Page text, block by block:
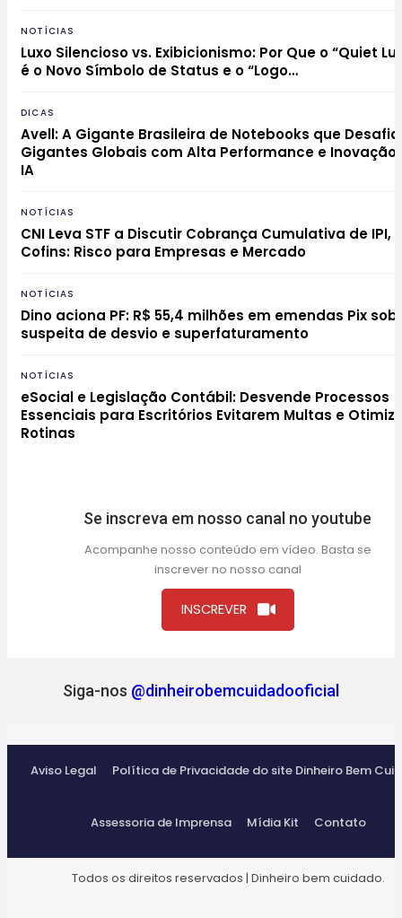
NOTÍCIAS
Luxo Silencioso vs. Exibicionismo: Por Que o “Quiet
é o Novo Símbolo de Status e o “Logo…
DICAS
Avell: A Gigante Brasileira de Notebooks que Desafia
Gigantes Globais com Alta Performance e Inovação
IA
NOTÍCIAS
CNI Leva STF a Discutir Cobrança Cumulativa de IPI,
Cofins: Risco para Empresas e Mercado
NOTÍCIAS
Dino aciona PF: R$ 55,4 milhões em emendas Pix sob
suspeita de desvio e superfaturamento
NOTÍCIAS
eSocial e Legislação Contábil: Desvende Processos
Essenciais para Escritórios Evitarem Multas e
Rotinas
Se inscreva em nosso canal no youtube
Acompanhe nosso conteúdo em vídeo. Basta se
inscrever no nosso canal
INSCREVER
Siga-nos @dinheirobemcuidadooficial
Aviso Legal Política de Privacidade do site Dinheiro Bem
Assessoria de Imprensa Mídia Kit Contato
Todos os direitos reservados | Dinheiro bem cuidado.